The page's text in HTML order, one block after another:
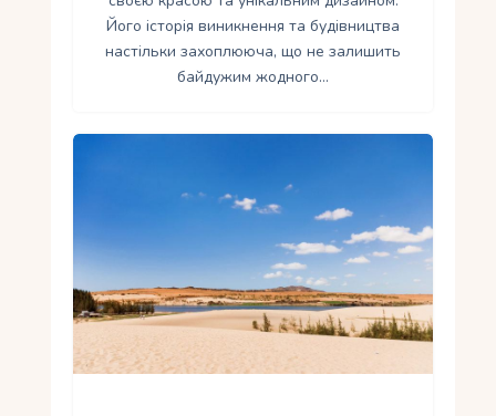
Його історія виникнення та будівництва
настільки захоплююча, що не залишить
байдужим жодного…